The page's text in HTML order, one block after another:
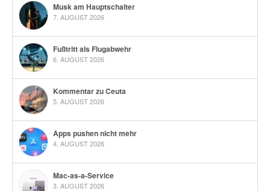
Musk am Hauptschalter
7. AUGUST 2026
Fußtritt als Flugabwehr
6. AUGUST 2026
Kommentar zu Ceuta
5. AUGUST 2026
Apps pushen nicht mehr
4. AUGUST 2026
Mac-as-a-Service
3. AUGUST 2026